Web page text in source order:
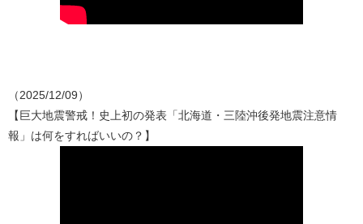
（2025/12/09）
【巨大地震警戒！史上初の発表「北海道・三陸沖後発地震注意情
報」は何をすればいいの？】